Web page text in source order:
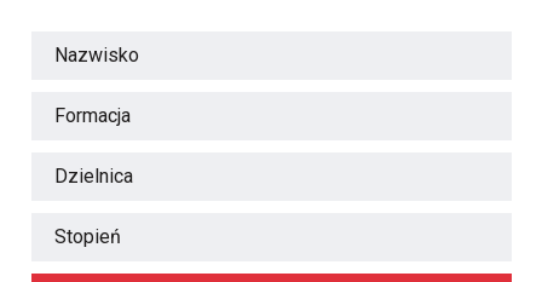
Nazwisko
Formacja
Dzielnica
Stopień